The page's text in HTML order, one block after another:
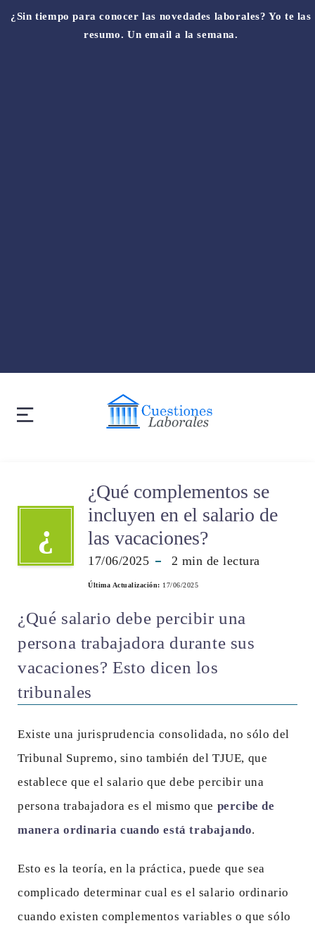
¿Sin tiempo para conocer las novedades laborales? Yo te las
resumo. Un email a la semana.
¿
¿Qué complementos se
incluyen en el salario de
las vacaciones?
17/06/2025 2 min de lectura
Última Actualización: 17/06/2025
¿Qué salario debe percibir una
persona trabajadora durante sus
vacaciones? Esto dicen los
tribunales
Existe una jurisprudencia consolidada, no sólo del
Tribunal Supremo, sino también del TJUE, que
establece que el salario que debe percibir una
persona trabajadora es el mismo que percibe de
manera ordinaria cuando está trabajando.
Esto es la teoría, en la práctica, puede que sea
complicado determinar cual es el salario ordinario
cuando existen complementos variables o que sólo